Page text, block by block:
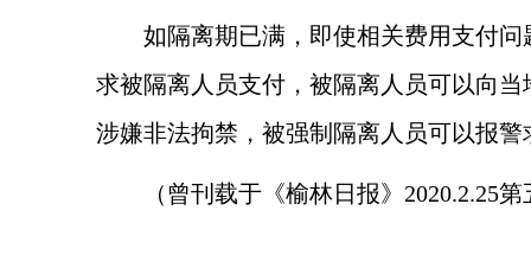
如隔离期已满，即使相关费用支付
求被隔离人员支付，被隔离人员可以向
涉嫌非法拘禁，被强制隔离人员可以报警
（曾刊载于《榆林日报》2020.2.25